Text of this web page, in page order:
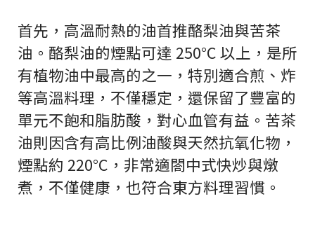
首先，高溫耐熱的油首推酪梨油與苦茶
油。酪梨油的煙點可達 250°C 以上，是所
有植物油中最高的之一，特別適合煎、炸
等高溫料理，不僅穩定，還保留了豐富的
單元不飽和脂肪酸，對心血管有益。苦茶
油則因含有高比例油酸與天然抗氧化物，
煙點約 220°C，非常適閤中式快炒與燉
煮，不僅健康，也符合東方料理習慣。